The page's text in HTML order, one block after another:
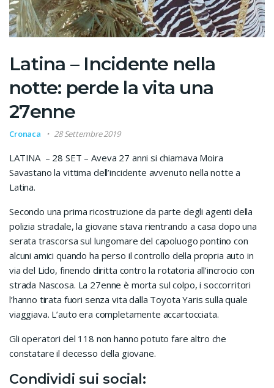
Latina – Incidente nella
notte: perde la vita una
27enne
Cronaca 28 Settembre 2019
LATINA – 28 SET – Aveva 27 anni si chiamava Moira
Savastano la vittima dell’incidente avvenuto nella notte a
Latina.
Secondo una prima ricostruzione da parte degli agenti della
polizia stradale, la giovane stava rientrando a casa dopo una
serata trascorsa sul lungomare del capoluogo pontino con
alcuni amici quando ha perso il controllo della propria auto in
via del Lido, finendo diritta contro la rotatoria all’incrocio con
strada Nascosa. La 27enne è morta sul colpo, i soccorritori
l’hanno tirata fuori senza vita dalla Toyota Yaris sulla quale
viaggiava. L’auto era completamente accartocciata.
Gli operatori del 118 non hanno potuto fare altro che
constatare il decesso della giovane.
Condividi sui social: